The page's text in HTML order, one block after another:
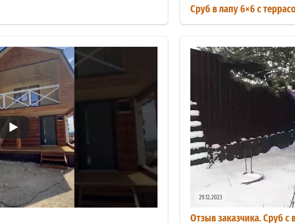
Сруб в лапу 6×6 с
29.12.2023
Отзыв заказчика. Сруб с